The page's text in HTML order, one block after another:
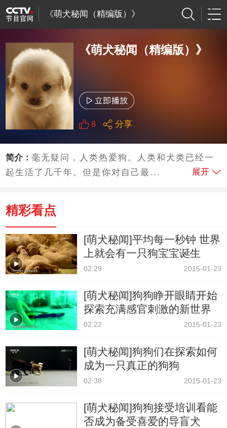
《萌犬秘闻（精编版）》
《萌犬秘闻（精编版）》
8 分享
简介：毫无疑问，人类热爱狗。人类和犬类已经一
起生活了几千年。但是你对自己最...
展开
精彩看点
[萌犬秘闻]平均每一秒钟 世界
上就会有一只狗宝宝诞生
02:29 2015-01-23
[萌犬秘闻]狗狗睁开眼睛开始
探索充满感官刺激的新世界
02:22 2015-01-23
[萌犬秘闻]狗狗们在探索如何
成为一只真正的狗狗
02:38 2015-01-23
[萌犬秘闻]狗狗接受培训看能
否成为备受喜爱的导盲犬